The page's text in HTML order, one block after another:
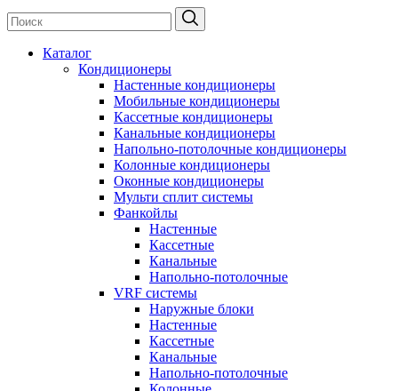
Каталог
Кондиционеры
Настенные кондиционеры
Мобильные кондиционеры
Кассетные кондиционеры
Канальные кондиционеры
Напольно-потолочные кондиционеры
Колонные кондиционеры
Оконные кондиционеры
Мульти сплит системы
Фанкойлы
Настенные
Кассетные
Канальные
Напольно-потолочные
VRF системы
Наружные блоки
Настенные
Кассетные
Канальные
Напольно-потолочные